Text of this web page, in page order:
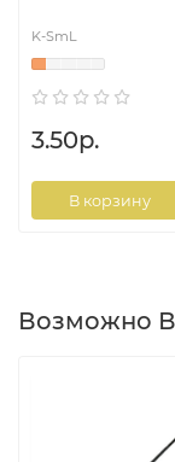
K-SmL
3.50р.
В корзину
Возможно